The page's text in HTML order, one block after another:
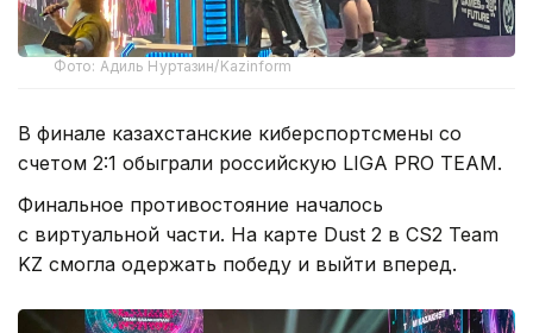
Фото: Адиль Нуртазин/Kazinform
В финале казахстанские киберспортсмены со
счетом 2:1 обыграли российскую LIGA PRO TEAM.
Финальное противостояние началось
с виртуальной части. На карте Dust 2 в CS2 Team
KZ смогла одержать победу и выйти вперед.